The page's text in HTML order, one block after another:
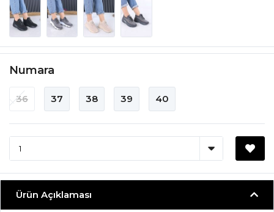
Numara
36 37 38 39 40
Ürün Açıklaması